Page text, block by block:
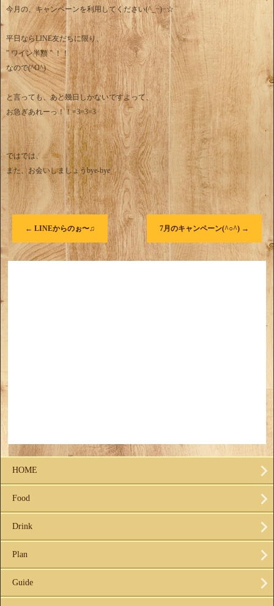
今月の、キャンペーンを利用してください(^_−)−☆
平日ならLINE友だちに限り、
" ワイン半額 " ！！
なので(^O^)
と言っても、あと幾日しかないですよって、
お急ぎあれーっ！！=3=3=3
ではでは、
また、お会いしましょうbye-bye
← LINEからのぉ〜♫ 7月のキャンペーン(^○^) →
HOME
Food
Drink
Plan
Guide